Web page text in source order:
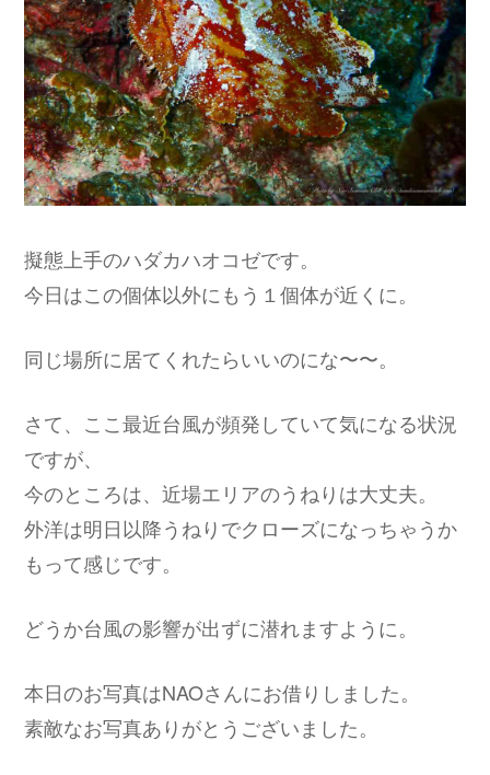
擬態上手のハダカハオコゼです。
今日はこの個体以外にもう１個体が近くに。
同じ場所に居てくれたらいいのにな〜〜。
さて、ここ最近台風が頻発していて気になる状況
ですが、
今のところは、近場エリアのうねりは大丈夫。
外洋は明日以降うねりでクローズになっちゃうか
もって感じです。
どうか台風の影響が出ずに潜れますように。
本日のお写真はNAOさんにお借りしました。
素敵なお写真ありがとうございました。